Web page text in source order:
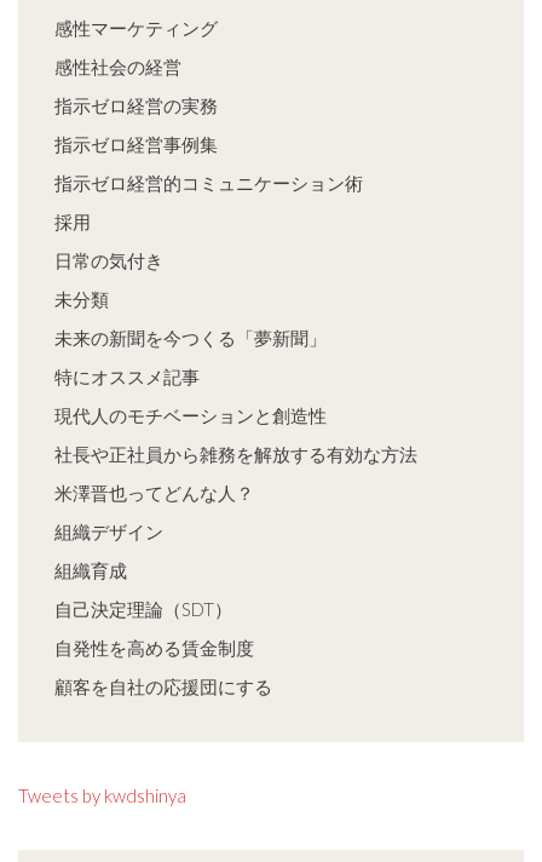
感性マーケティング
感性社会の経営
指示ゼロ経営の実務
指示ゼロ経営事例集
指示ゼロ経営的コミュニケーション術
採用
日常の気付き
未分類
未来の新聞を今つくる「夢新聞」
特にオススメ記事
現代人のモチベーションと創造性
社長や正社員から雑務を解放する有効な方法
米澤晋也ってどんな人？
組織デザイン
組織育成
自己決定理論（SDT）
自発性を高める賃金制度
顧客を自社の応援団にする
Tweets by kwdshinya